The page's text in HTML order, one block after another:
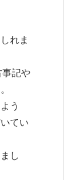
れま
事記や
う
てい
し